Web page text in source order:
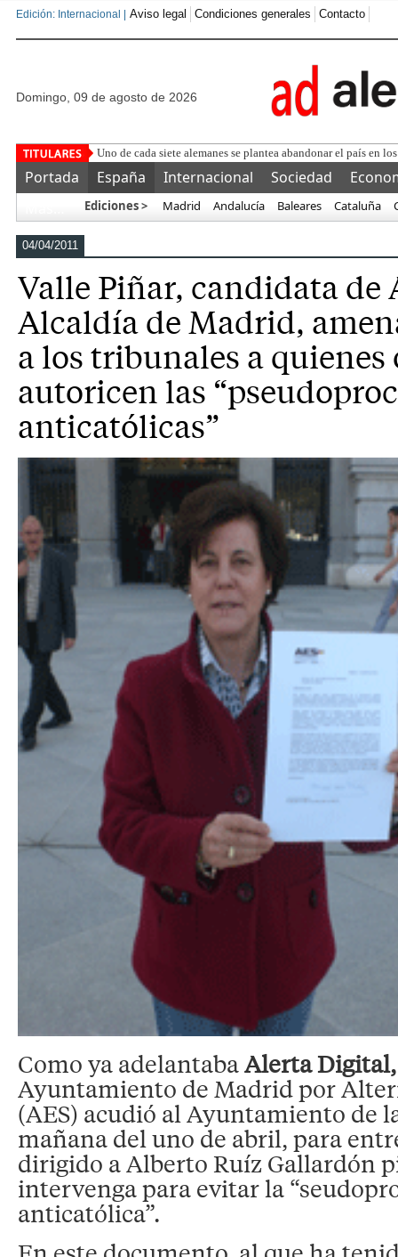
Edición: Internacional | Aviso legal Condiciones generales Contacto
domingo, 09 de agosto de 2026
La Unión Europea detecta ac
Portada España Internacional Sociedad
Ediciones > Madrid Andalucía Baleares Cataluña
04/04/2011
Valle Piñar, candidata de
Alcaldía de Madrid,
a los tribunales a
autoricen las
anticatólicas”
Como ya adelantabaAlerta Digital,
Ayuntamiento de Madrid por
(AES) acudió al Ayuntamiento de
mañana del uno de abril, para
dirigido a Alberto Ruíz Gallardón
intervenga para evitar la
anticatólica”.